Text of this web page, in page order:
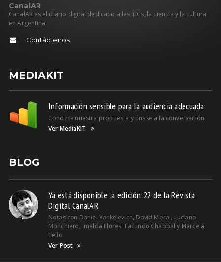
CanalAR
CanalAR es el diario digital dedicado a las TICs, la ciencia y la cultura
en Argentina.
Contáctenos
MEDIAKIT
Información sensible para la audiencia adecuada
Conozca nuestra propuesta y únase a la conversación
Ver MediaKIT
BLOG
Ya está disponible la edición 22 de la Revista
Digital CanalAR
Notas con Daniel Yankelevich, David Moral, Luciano
Monchiero, Imelda Flores, Facundo Chabbal y Marcela
Tello
Ver Post